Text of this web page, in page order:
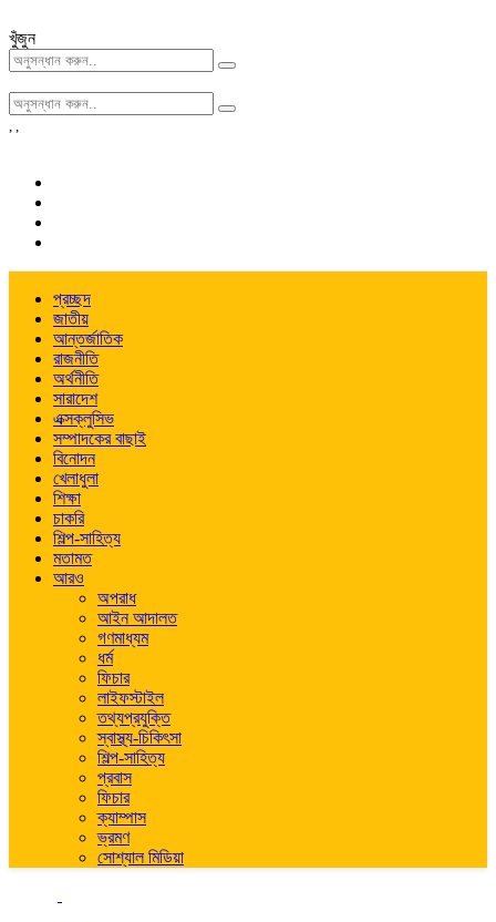
খুঁজুন
, ,
প্রচ্ছদ
জাতীয়
আন্তর্জাতিক
রাজনীতি
অর্থনীতি
সারাদেশ
এক্সক্লুসিভ
সম্পাদকের বাছাই
বিনোদন
খেলাধুলা
শিক্ষা
চাকরি
শিল্প-সাহিত্য
মতামত
আরও
অপরাধ
আইন আদালত
গণমাধ্যম
ধর্ম
ফিচার
লাইফস্টাইল
তথ্যপ্রযুক্তি
স্বাস্থ্য-চিকিৎসা
শিল্প-সাহিত্য
প্রবাস
ফিচার
ক্যাম্পাস
ভ্রমণ
সোশ্যাল মিডিয়া